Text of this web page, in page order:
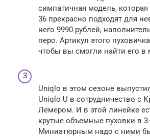
симпатичная модель,
36 прекрасно подходят для
него 9990 рублей,
перо. Артикул этого
чтобы вы смогли найти его в
Uniqlo в этом сезоне
Uniqlo U в сотрудничество с
Лемером. И в этой линейке
крутые объемные пуховки в 3-
Миниатюрным надо с ними